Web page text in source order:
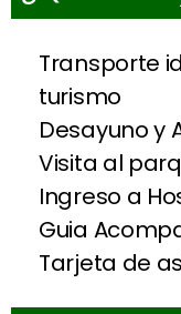
Transporte
turismo
Desayuno y
Visita al
Ingreso a
Guia
Tarjeta de